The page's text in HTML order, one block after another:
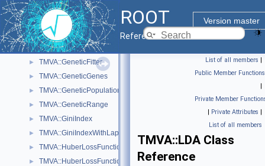
ROOT
Version master
Reference Guide
► TMVA::ExpectedErrorPruneTool
► TMVA::Factory
► TMVA::FitterBase
► TMVA::GeneticAlgorithm
► TMVA::GeneticFitter
► TMVA::GeneticGenes
► TMVA::GeneticPopulation
► TMVA::GeneticRange
► TMVA::GiniIndex
► TMVA::GiniIndexWithLaplace
► TMVA::HuberLossFunction
► TMVA::HuberLossFunctionBDT
List of all members |
Public Member Functions
|
Private Member
| Private Attributes |
List of all members
TMVA::LDA Class
Reference